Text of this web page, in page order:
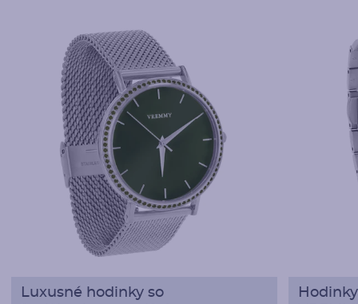
Luxusné hodinky so